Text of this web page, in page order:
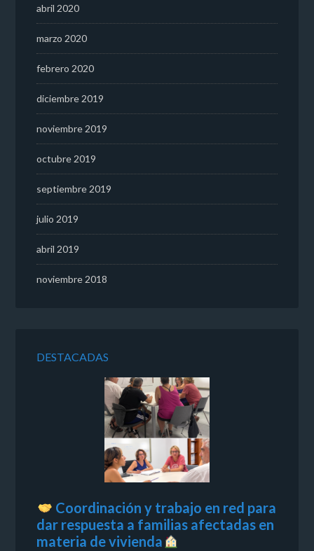
abril 2020
marzo 2020
febrero 2020
diciembre 2019
noviembre 2019
octubre 2019
septiembre 2019
julio 2019
abril 2019
noviembre 2018
DESTACADAS
Coordinación y trabajo en red para
dar respuesta a familias afectadas en
materia de vivienda